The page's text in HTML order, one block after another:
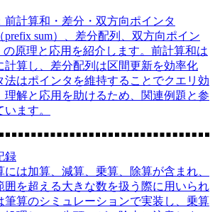
前計算和・差分・双方向ポインタ
prefix sum）、差分配列、双方向ポイン
の原理と応用を紹介します。前計算和は
計算し、差分配列は区間更新を効率化
法はポインタを維持することでクエリ効
理解と応用を助けるため、関連例題と参
ます。
録
には加算、減算、乗算、除算が含まれ、
囲を超える大きな数を扱う際に用いられ
筆算のシミュレーションで実装し、乗算